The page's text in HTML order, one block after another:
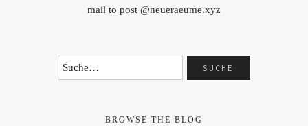
mail to post @neueraeume.xyz
BROWSE THE BLOG